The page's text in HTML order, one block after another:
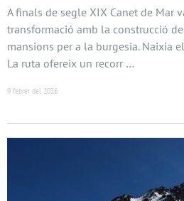
A finals de segle XIX Canet de Mar
transformació amb la construcció
mansions per a la burgesia. Naixia
La ruta ofereix un recorr …
9 febrer del 2026